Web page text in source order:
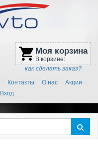
shopping_cart Моя корзина
В корзине:
как сделать заказ?
Контакты О нас
Акции
Вход